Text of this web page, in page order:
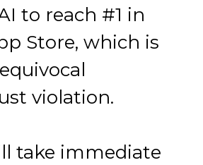
to reach #1 in
Store, which is
violation.
take immediate